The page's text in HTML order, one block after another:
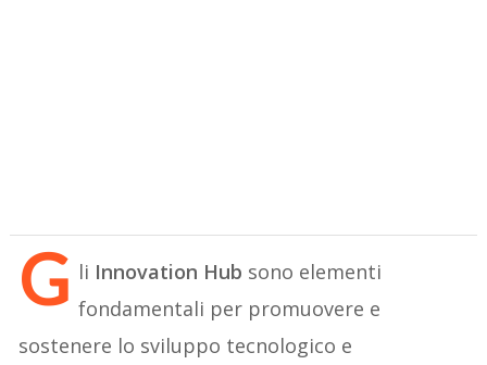
G li Innovation Hub sono elementi
fondamentali per promuovere e
sostenere lo sviluppo tecnologico e